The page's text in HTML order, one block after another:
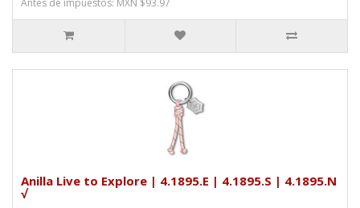
Antes de impuestos: MXN $93.97
Anilla Live to Explore | 4.1895.E | 4.1895.S | 4.1895.N
√